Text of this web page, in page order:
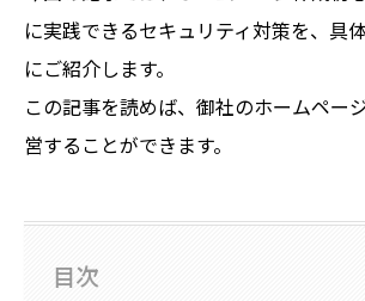
に実践できるセキュリティ対策を、具
にご紹介します。
この記事を読めば、御社のホームペー
営することができます。
目次